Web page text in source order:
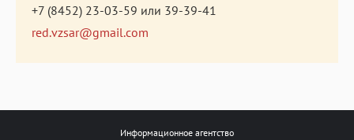
+7 (8452) 23-03-59 или 39-39-41
red.vzsar@gmail.com
Информационное агентство